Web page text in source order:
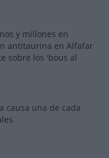
y millones en
antitaurina en Alfafar
sobre los 'bous al
causa una de cada